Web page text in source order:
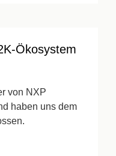
Ökosystem
von NXP
haben uns dem